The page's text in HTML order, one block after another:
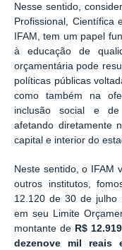
Nesse sentido,
Profissional, Científica
IFAM, tem um papel
à educação de
orçamentária pode
políticas públicas
como também na
inclusão social e de
afetando diretamente
capital e interior do
Neste sentido, o IFAM
outros institutos,
12.120 de 30 de julho
em seu Limite
montante de R$
dezenove mil